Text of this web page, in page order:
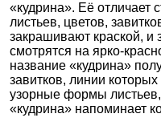
«кудрина». Её отличает
листьев, цветов,
закрашивают краской, и
смотрятся на ярко-
название «кудрина»
завитков, линии
узорные формы
«кудрина» напоминает